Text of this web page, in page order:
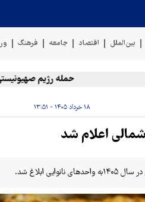
بین‌الملل اقتصاد جامعه فرهنگ
حمله رژیم صهیونیستی
۱۸ خرداد ۱۴۰۵ - ۱۳:۵۱
اعلام شد
ابلاغ شد.